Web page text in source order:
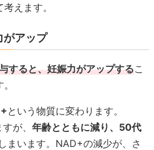
えます。
がアップ
すると、妊娠力がアップするこ
という物質に変わります。
が、 年齢とともに減り、50代
まいます。NAD+の減少が、さ